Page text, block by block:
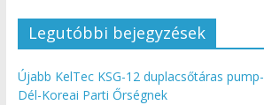
Legutóbbi bejegyzések
Újabb KelTec KSG-12 duplacsőtáras
Dél-Koreai Parti Őrségnek